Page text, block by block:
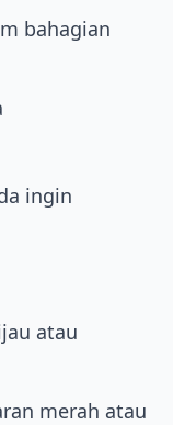
bahagian
ingin
atau
merah atau